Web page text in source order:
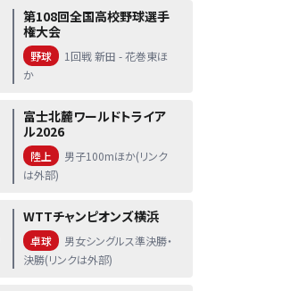
第108回全国高校野球選手
権大会
野球
1回戦 新田 - 花巻東ほ
か
富士北麓ワールドトライア
ル2026
陸上
男子100mほか(リンク
は外部)
WTTチャンピオンズ横浜
卓球
男女シングルス準決勝・
決勝(リンクは外部)